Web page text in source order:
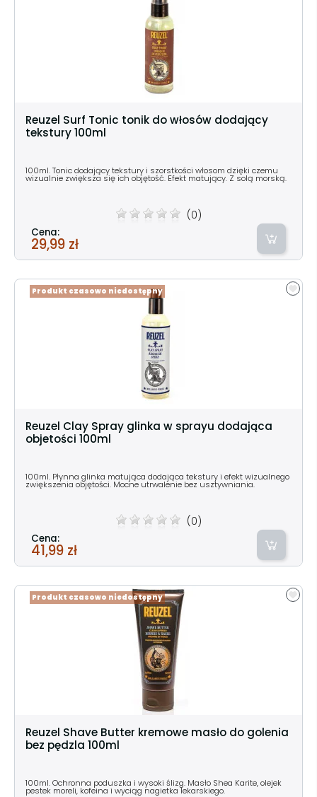
Reuzel Surf Tonic tonik do włosów dodający
tekstury 100ml
100ml. Tonic dodający tekstury i szorstkości włosom dzięki czemu
wizualnie zwiększa się ich objętość. Efekt matujący. Z solą morską.
(0)
Cena:
29,99 zł
Reuzel Clay Spray glinka w sprayu dodająca
objetości 100ml
100ml. Płynna glinka matująca dodająca tekstury i efekt wizualnego
zwiększenia objętości. Mocne utrwalenie bez usztywniania.
(0)
Cena:
41,99 zł
Produkt czasowo niedostępny
Reuzel Shave Butter kremowe masło do golenia
bez pędzla 100ml
100ml. Ochronna poduszka i wysoki ślizg. Masło Shea Karite, olejek
pestek moreli, kofeina i wyciąg nagietka lekarskiego.
Produkt czasowo niedostępny